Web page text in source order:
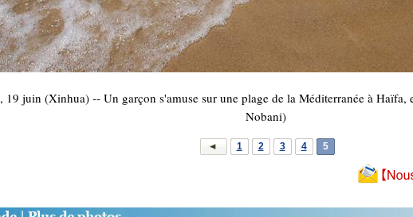
juin (Xinhua) -- Un garçon s'amuse sur une plage de la Méditerranée à
Nobani)
1 2 3 4 5